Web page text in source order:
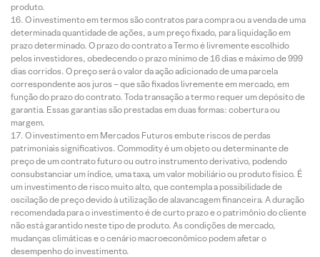
produto.
O investimento em termos são contratos para compra ou a venda de uma
determinada quantidade de ações, a um preço fixado, para liquidação em
prazo determinado. O prazo do contrato a Termo é livremente escolhido
pelos investidores, obedecendo o prazo mínimo de 16 dias e máximo de 999
dias corridos. O preço será o valor da ação adicionado de uma parcela
correspondente aos juros – que são fixados livremente em mercado, em
função do prazo do contrato. Toda transação a termo requer um depósito de
garantia. Essas garantias são prestadas em duas formas: cobertura ou
margem.
O investimento em Mercados Futuros embute riscos de perdas
patrimoniais significativos. Commodity é um objeto ou determinante de
preço de um contrato futuro ou outro instrumento derivativo, podendo
consubstanciar um índice, uma taxa, um valor mobiliário ou produto físico. É
um investimento de risco muito alto, que contempla a possibilidade de
oscilação de preço devido à utilização de alavancagem financeira. A duração
recomendada para o investimento é de curto prazo e o patrimônio do cliente
não está garantido neste tipo de produto. As condições de mercado,
mudanças climáticas e o cenário macroeconômico podem afetar o
desempenho do investimento.